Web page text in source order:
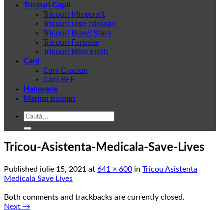
Tricouri Copii
Tricouri Minecraft
Tricouri Lego Ninjago
Tricouri Brawl Stars
Tricouri Fortnite
Tricouri Billie Eilish
Cani
Cani Craciun
Cani BFF
Hanorace
Marimi tricouri
Caută
Tricou-Asistenta-Medicala-Save-Lives
Published iulie 15, 2021 at 641 × 600 in Tricou Asistenta
Medicala Save Lives
Both comments and trackbacks are currently closed.
Next →